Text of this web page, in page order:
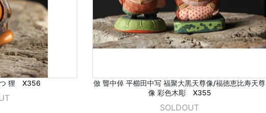
つ 狸 X356
倣 聾中倬 平櫛田中写 福聚大黒天尊像/福徳恵比寿天尊
像 彩色木彫 X355
SOLDOUT